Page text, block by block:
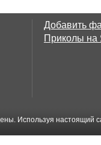
Добавить
Приколы
Используя настоящий